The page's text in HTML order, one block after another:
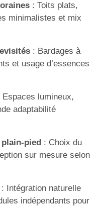
: Toits plats,
minimalistes et mix
: Bardages à
et usage d’essences
lumineux,
adaptabilité
plain-pied: Choix du
sur mesure selon
Intégration naturelle
indépendants pour